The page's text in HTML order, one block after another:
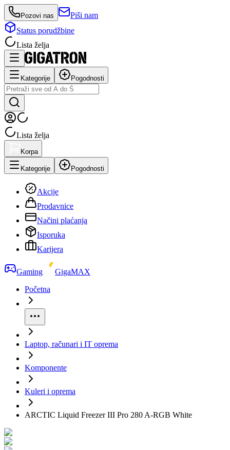
Pozovi nas
Piši nam
Status porudžbine
Lista želja
Kategorije Pogodnosti
Lista želja
Korpa
Kategorije Pogodnosti
Akcije
Prodavnice
Načini plaćanja
Isporuka
Karijera
Gaming
GigaMAX
Početna
Laptop, računari i IT oprema
Komponente
Kuleri i oprema
ARCTIC Liquid Freezer III Pro 280 A-RGB White